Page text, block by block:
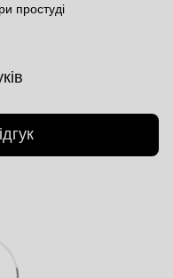
простуді